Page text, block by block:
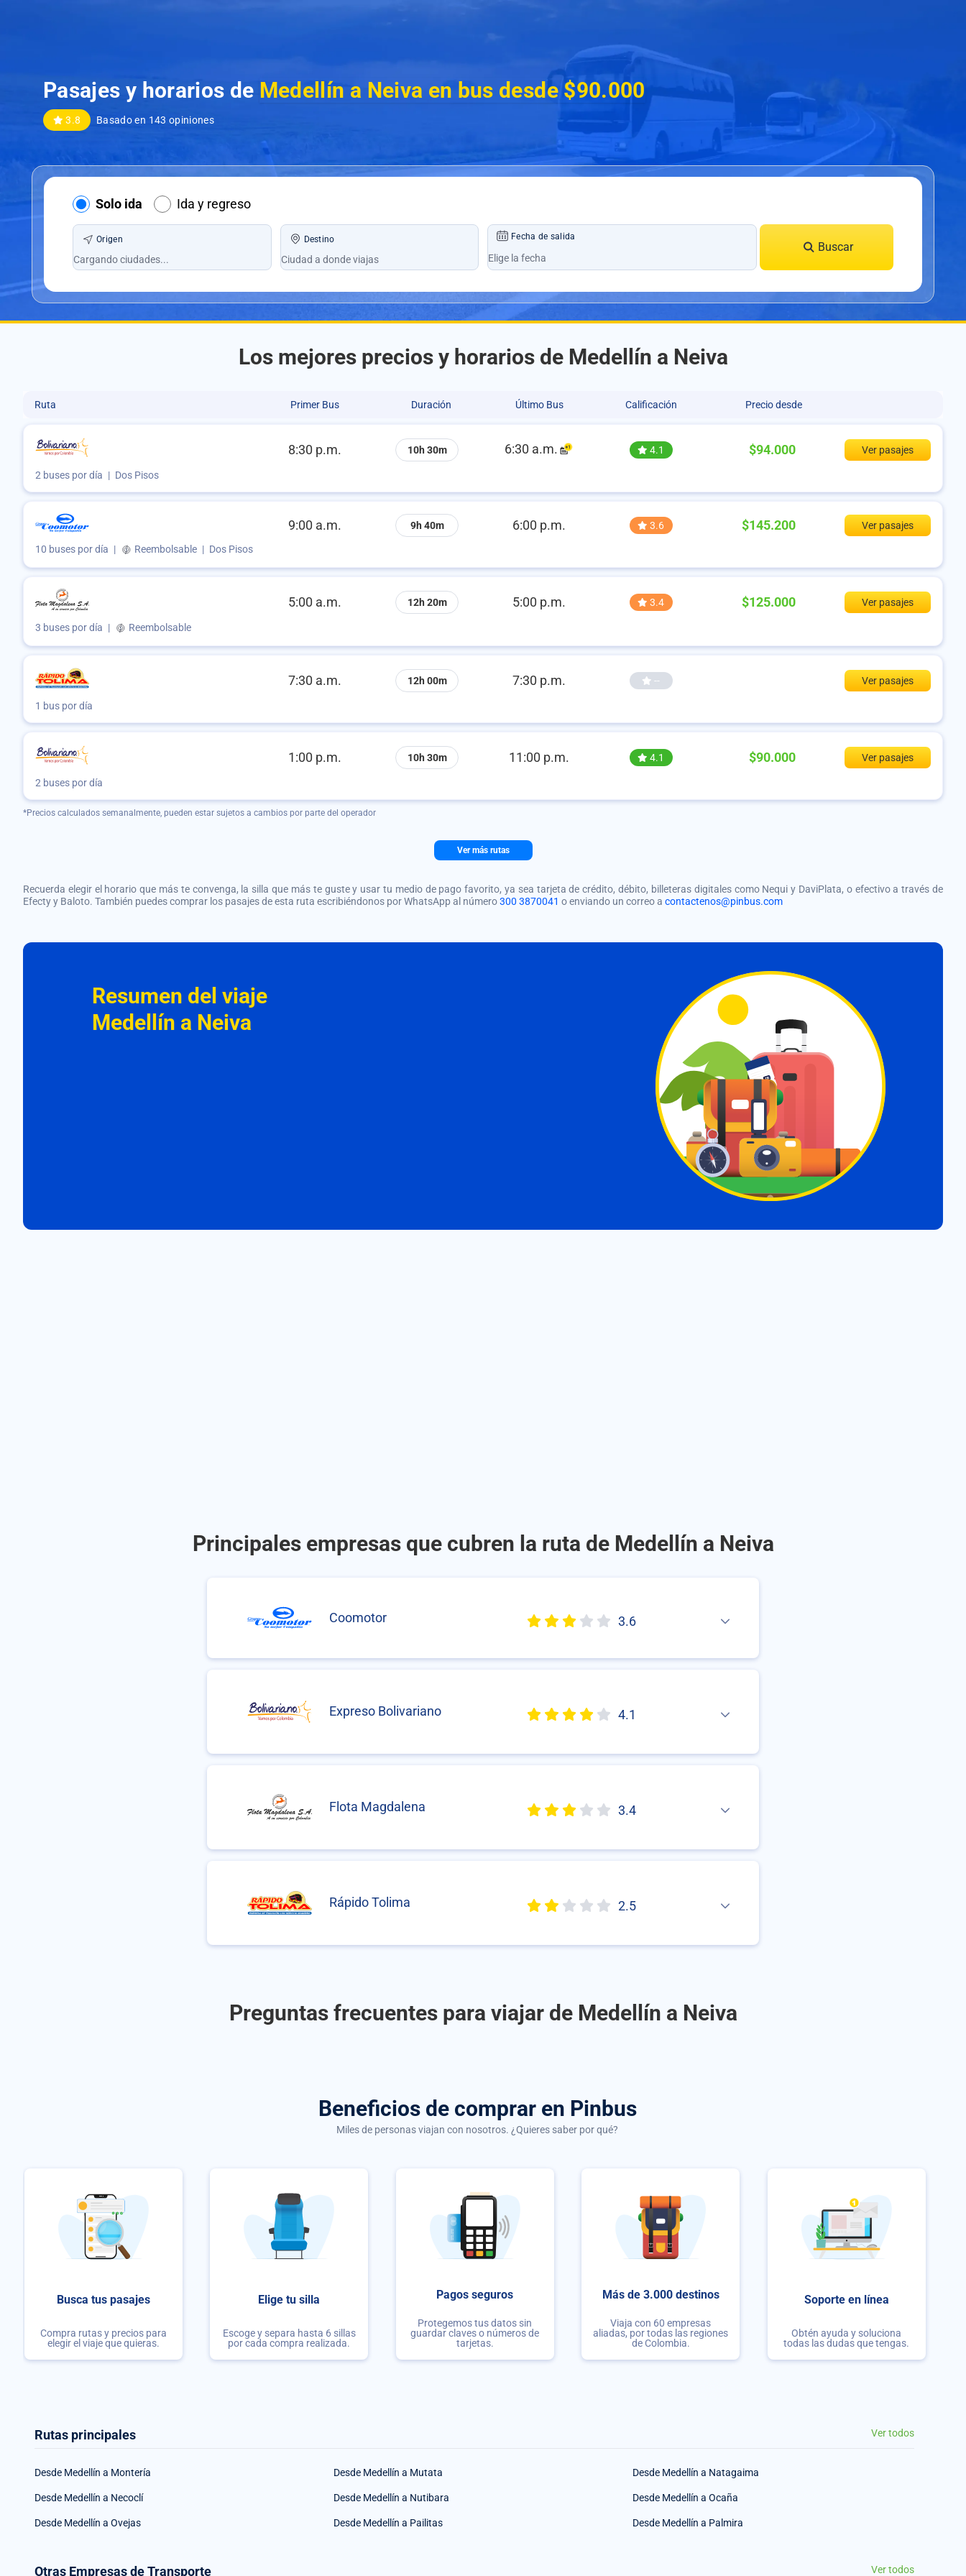
Pasajes y horarios de Medellín a Neiva en bus desde $90.000
3.8 Basado en 143 opiniones
Solo ida Ida y regreso
Origen Destino Fecha de salida
Buscar
Los mejores precios y horarios de Medellín a Neiva
Ruta Primer Bus Duración Último Bus Calificación Precio desde
8:30 p.m. 10h 30m 6:30 a.m. 4.1 $94.000 Ver pasajes
2 buses por día | Dos Pisos
9:00 a.m. 9h 40m 6:00 p.m. 3.6 $145.200 Ver pasajes
10 buses por día | Reembolsable | Dos Pisos
5:00 a.m. 12h 20m 5:00 p.m. 3.4 $125.000 Ver pasajes
3 buses por día | Reembolsable
7:30 a.m. 12h 00m 7:30 p.m. -- Ver pasajes
1 bus por día
1:00 p.m. 10h 30m 11:00 p.m. 4.1 $90.000 Ver pasajes
2 buses por día
*Precios calculados semanalmente, pueden estar sujetos a cambios por parte del operador
Ver más rutas
Recuerda elegir el horario que más te convenga, la silla que más te guste y usar tu medio de pago favorito, ya sea tarjeta de crédito, débito, billeteras digitales como Nequi y DaviPlata, o efectivo a través de
Efecty y Baloto. También puedes comprar los pasajes de esta ruta escribiéndonos por WhatsApp al número300 3870041 o enviando un correo a contactenos@pinbus.com
Resumen del viaje
Medellín a Neiva
Principales empresas que cubren la ruta de Medellín a Neiva
Coomotor 3.6
Expreso Bolivariano 4.1
Flota Magdalena 3.4
Rápido Tolima 2.5
Preguntas frecuentes para viajar de Medellín a Neiva
Beneficios de comprar en Pinbus
Miles de personas viajan con nosotros. ¿Quieres saber por qué?
Busca tus pasajes
Compra rutas y precios para
elegir el viaje que quieras.
Elige tu silla
Escoge y separa hasta 6 sillas
por cada compra realizada.
Pagos seguros
Protegemos tus datos sin
guardar claves o números de
tarjetas.
Más de 3.000 destinos
Viaja con 60 empresas
aliadas, por todas las regiones
de Colombia.
Soporte en línea
Obtén ayuda y soluciona
todas las dudas que tengas.
Rutas principales Ver todos
Desde Medellín a Montería Desde Medellín a Mutata Desde Medellín a Natagaima
Desde Medellín a Necoclí Desde Medellín a Nutibara Desde Medellín a Ocaña
Desde Medellín a Ovejas Desde Medellín a Pailitas Desde Medellín a Palmira
Otras Empresas de Transporte Ver todos